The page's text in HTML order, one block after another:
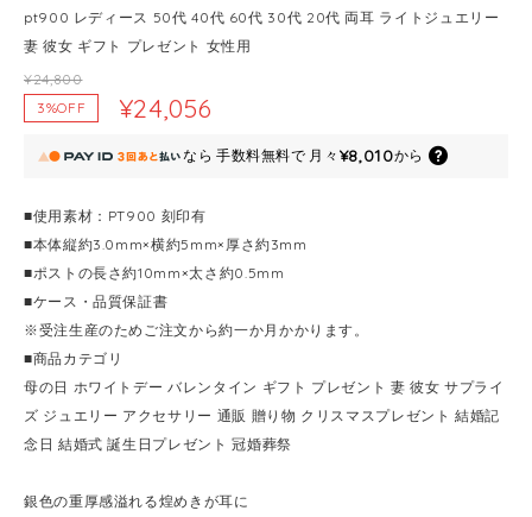
pt900 レディース 50代 40代 60代 30代 20代 両耳 ライトジュエリー
妻 彼女 ギフト プレゼント 女性用
¥24,800
3%OFF
¥24,056
なら 手数料無料で 月々 ¥8,010から
■使用素材：PT900 刻印有
■本体縦約3.0mm×横約5mm×厚さ約3mm
■ポストの長さ約10mm×太さ約0.5mm
■ケース・品質保証書
※受注生産のためご注文から約一か月かかります。
■商品カテゴリ
母の日 ホワイトデー バレンタイン ギフト プレゼント 妻 彼女 サプライ
ズ ジュエリー アクセサリー 通販 贈り物 クリスマスプレゼント 結婚記
念日 結婚式 誕生日プレゼント 冠婚葬祭
銀色の重厚感溢れる煌めきが耳に